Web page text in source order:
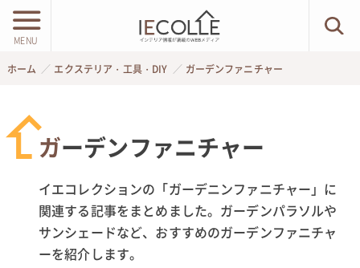
MENU
ホーム エクステリア・工具・DIY ガーデンファニチャー
ガーデンファニチャー
イエコレクションの「ガーデニンファニチャー」に
関連する記事をまとめました。ガーデンパラソルや
サンシェードなど、おすすめのガーデンファニチャ
ーを紹介します。